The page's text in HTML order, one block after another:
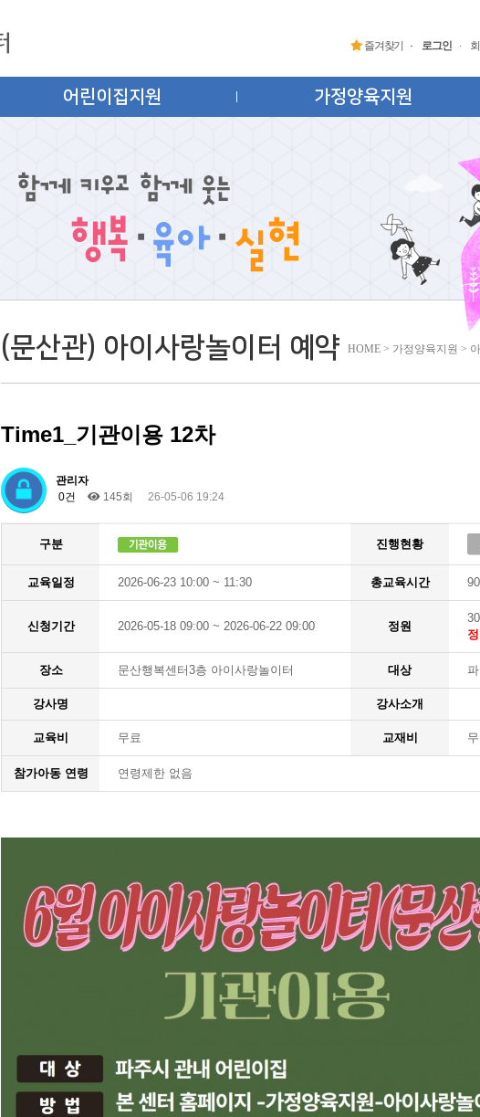
즐겨찾기 로그인
어린이집지원 가정양육지원
(문산관) 아이사랑놀이터 예약 HOME > 가정양육지원 >
Time1_기관이용 12차
관리자
0건
145회 26-05-06 19:24
구분 진행현황
교육일정 2026-06-23 10:00 ~ 11:30 총교육시간
신청기간 2026-05-18 09:00 ~ 2026-06-22 09:00 정원
장소 문산행복센터3층 아이사랑놀이터 대상
강사명 강사소개
교육비 무료 교재비
참가아동 연령 연령제한 없음